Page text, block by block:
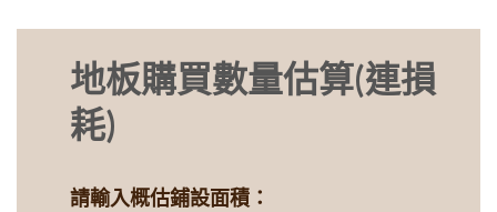
地板購買數量估算(連損
耗)
請輸入概估鋪設面積：